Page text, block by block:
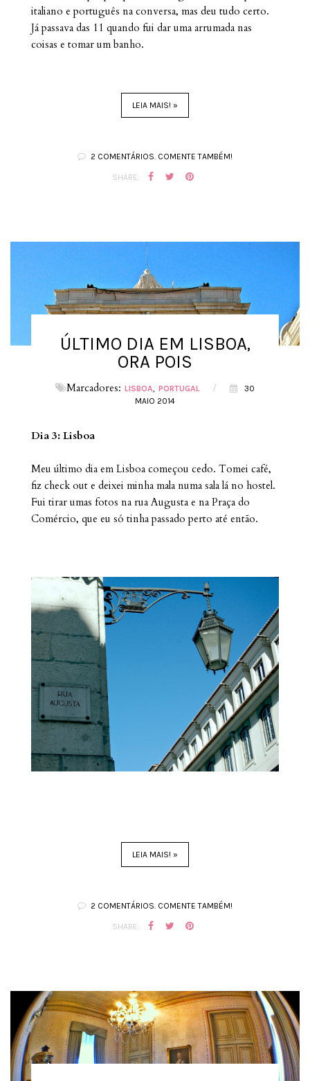
italiano e português na conversa, mas deu tudo certo.
Já passava das 11 quando fui dar uma arrumada nas
coisas e tomar um banho.
LEIA MAIS! »
2 COMENTÁRIOS. COMENTE TAMBÉM!
SHARE:
ÚLTIMO DIA EM LISBOA,
ORA POIS
Marcadores: LISBOA PORTUGAL /
30
MAIO 2014
Dia 3: Lisboa
Meu último dia em Lisboa começou cedo. Tomei café,
fiz check out e deixei minha mala numa sala lá no hostel.
Fui tirar umas fotos na rua Augusta e na Praça do
Comércio, que eu só tinha passado perto até então.
LEIA MAIS! »
2 COMENTÁRIOS. COMENTE TAMBÉM!
SHARE: